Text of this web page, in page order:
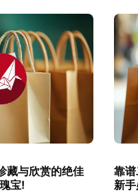
藏与欣赏的绝佳
宝!
靠
新